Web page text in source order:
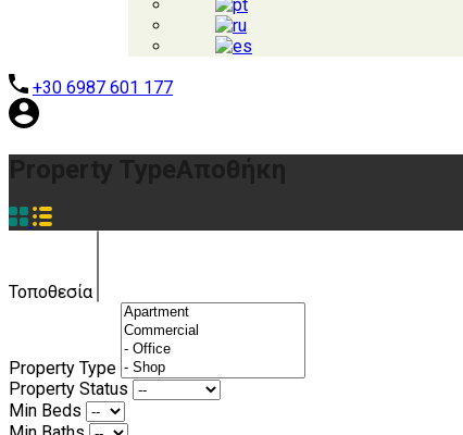
+30 6987 601 177
Τοποθεσία
Property Type
Property Status
Min Beds